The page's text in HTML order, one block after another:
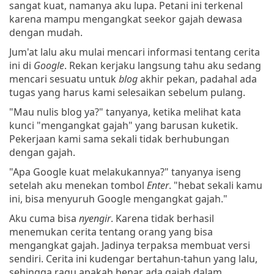
sangat kuat, namanya aku lupa. Petani ini terkenal
karena mampu mengangkat seekor gajah dewasa
dengan mudah.
Jum'at lalu aku mulai mencari informasi tentang cerita
ini di Google. Rekan kerjaku langsung tahu aku sedang
mencari sesuatu untuk blogakhir pekan, padahal ada
tugas yang harus kami selesaikan sebelum pulang.
"Mau nulis blog ya?" tanyanya, ketika melihat kata
kunci "mengangkat gajah" yang barusan kuketik.
Pekerjaan kami sama sekali tidak berhubungan
dengan gajah.
"Apa Google kuat melakukannya?" tanyanya iseng
setelah aku menekan tombol Enter. "hebat sekali kamu
ini, bisa menyuruh Google mengangkat gajah."
Aku cuma bisa nyengir. Karena tidak berhasil
menemukan cerita tentang orang yang bisa
mengangkat gajah. Jadinya terpaksa membuat versi
sendiri. Cerita ini kudengar bertahun-tahun yang lalu,